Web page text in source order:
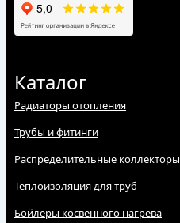
Каталог
Радиаторы отопления
Трубы и фитинги
Распределительные коллекторы
Теплоизоляция для труб
Бойлеры косвенного нагрева